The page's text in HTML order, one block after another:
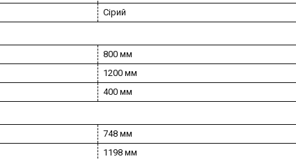
Сірий
800 мм
1200 мм
400 мм
748 мм
1198 мм